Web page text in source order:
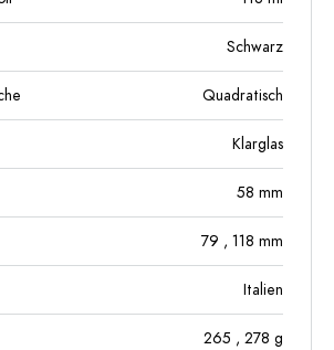
Schwarz
Quadratisch
Klarglas
58 mm
79 , 118 mm
Italien
265 , 278 g